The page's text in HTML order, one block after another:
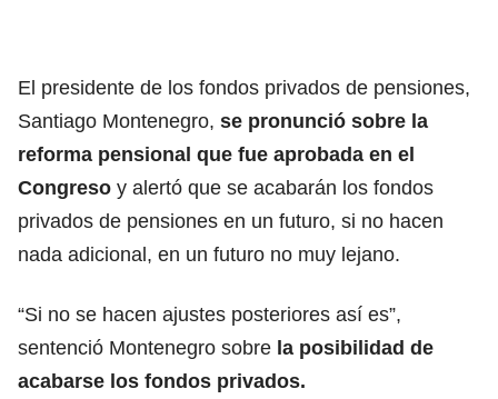
El presidente de los fondos privados de pensiones,
Santiago Montenegro, se pronunció sobre la
reforma pensional que fue aprobada en el
Congreso y alertó que se acabarán los fondos
privados de pensiones en un futuro, si no hacen
nada adicional, en un futuro no muy lejano.
“Si no se hacen ajustes posteriores así es”,
sentenció Montenegro sobre la posibilidad de
acabarse los fondos privados.